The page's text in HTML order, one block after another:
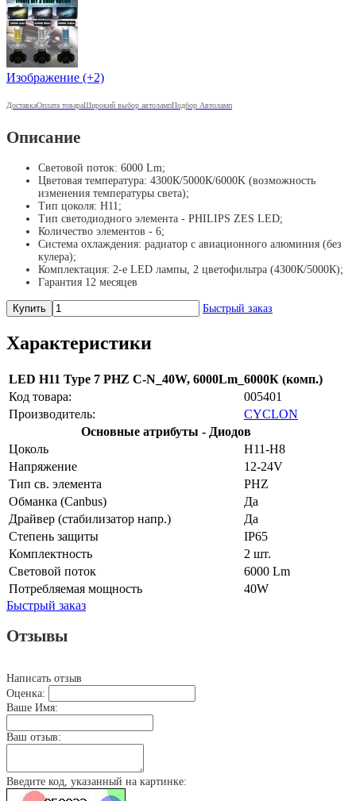
Изображение (+2)
ДоставкаОплата товараШирокий выбор автолампПодбор Автоламп
Описание
Световой поток: 6000 Lm;
Цветовая температура: 4300К/5000К/6000K (возможность
изменения температуры света);
Тип цоколя: H11;
Тип светодиодного элемента - PHILIPS ZES LED;
Количество элементов - 6;
Система охлаждения: радиатор с авиационного алюминия (без
кулера);
Комплектация: 2-е LED лампы, 2 цветофильтра (4300К/5000К);
Гарантия 12 месяцев
Купить Быстрый заказ
Характеристики
LED H11 Type 7 PHZ C-N_40W, 6000Lm_6000К (комп.)
Код товара:
005401
Производитель:
CYCLON
Основные атрибуты - Диодов
Цоколь
H11-H8
Напряжение
12-24V
Тип св. элемента
PHZ
Обманка (Canbus)
Да
Драйвер (cтабилизатор напр.)
Да
Степень защиты
IP65
Комплектность
2 шт.
Световой поток
6000 Lm
Потребляeмая мощность
40W
Быстрый заказ
Отзывы
Написать отзыв
Оценка:
Ваше Имя:
Ваш отзыв:
Введите код, указанный на картинке: